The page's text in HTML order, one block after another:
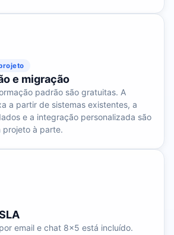
e migração
padrão são gratuitas. A
a partir de sistemas existentes, a
e a integração personalizada são
projeto à parte.
email e chat 8×5 está incluído.